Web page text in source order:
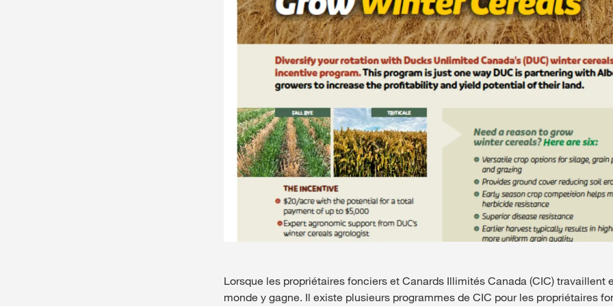
English
Lorsque les propriétaires fonciers et Canards Illimités Canada (CIC) travaillent
monde y gagne. Il existe plusieurs programmes de CIC pour les propriétaires